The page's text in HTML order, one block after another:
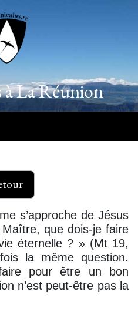
La Réunion
s’approche de Jésus
que dois-je faire
éternelle ? » (Mt 19,
la même question.
pour être un bon
n’est peut-être pas la